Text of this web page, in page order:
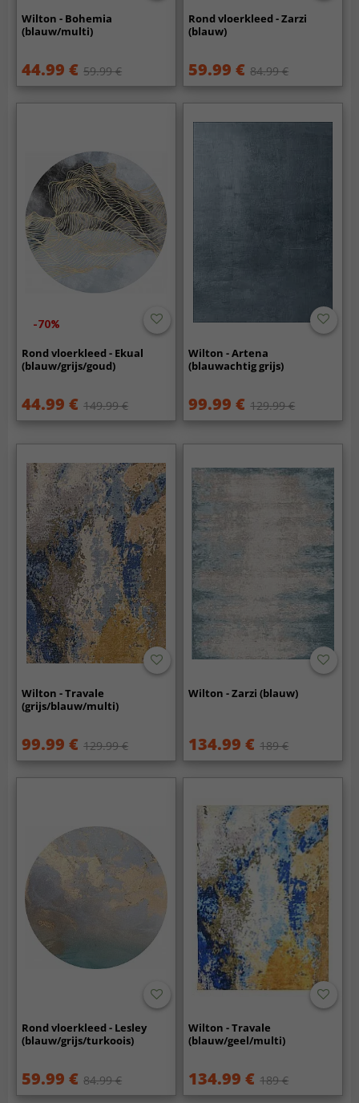
Wilton - Bohemia
(blauw/multi)
44.99 € 59.99 €
Rond vloerkleed - Zarzi
(blauw)
59.99 € 84.99 €
-70%
Rond vloerkleed - Ekual
(blauw/grijs/goud)
44.99 € 149.99 €
Wilton - Artena
(blauwachtig grijs)
99.99 € 129.99 €
Wilton - Travale
(grijs/blauw/multi)
99.99 € 129.99 €
Wilton - Zarzi (blauw)
134.99 € 189 €
Rond vloerkleed - Lesley
(blauw/grijs/turkoois)
59.99 € 84.99 €
Wilton - Travale
(blauw/geel/multi)
134.99 € 189 €